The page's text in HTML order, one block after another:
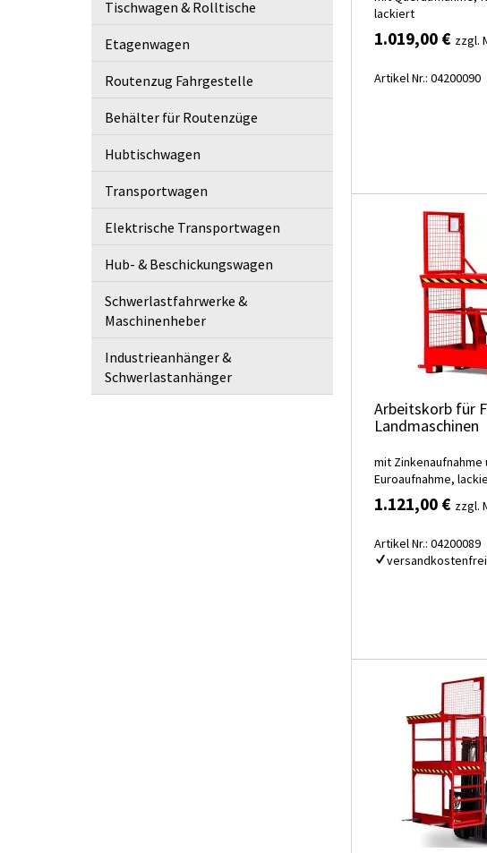
Tischwagen & Rolltische
Etagenwagen
Routenzug Fahrgestelle
Behälter für Routenzüge
Hubtischwagen
Transportwagen
Elektrische Transportwagen
Hub- & Beschickungswagen
Schwerlastfahrwerke &
Maschinenheber
Industrieanhänger &
Schwerlastanhänger
lackiert
1.019,00 € zzgl.
Artikel Nr.: 04200090
Arbeitskorb für
Landmaschinen
mit Zinkenaufnahme
Euroaufnahme,
1.121,00 € zzgl.
Artikel Nr.: 04200089
versandkostenfrei